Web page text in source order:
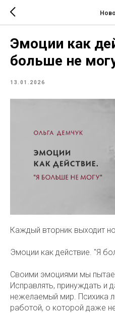
Эмоции как
больше не
13.01.2026
Каждый вторник выходит
Эмоции как действие. "Я
Своими эмоциями мы
Исправлять, принуждать и
нежелаемый мир. Психика
работой, о которой даже